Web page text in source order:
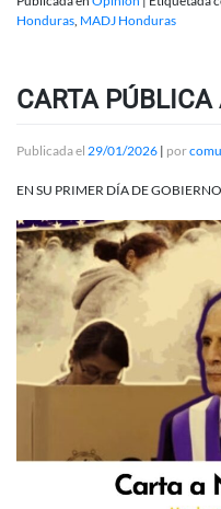
Honduras MADJ Honduras
CARTA
Publicada el 29/01/2026 | por
EN SU PRIMER DÍA DE